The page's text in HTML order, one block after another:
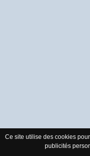
Ce site utilise des cookies
publicités